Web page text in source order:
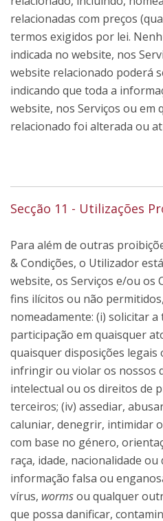
relacionadas com preços
termos exigidos por lei.
indicada no website, nos
website relacionado poderá
indicando que toda a
website, nos Serviços ou em
relacionado foi alterada ou
Secção 11 - Utilizações
Para além de outras
& Condições, o Utilizador
website, os Serviços e/ou os
fins ilícitos ou não
nomeadamente: (i) solicitar
participação em quaisquer
quaisquer disposições
infringir ou violar os nossos
intelectual ou os direitos de
terceiros; (iv) assediar,
caluniar, denegrir, intimidar
com base no género,
raça, idade, nacionalidade
informação falsa ou
vírus, wormsou qualquer
que possa danificar,